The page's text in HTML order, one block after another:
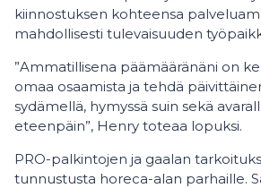
kiinnostuksen kohteensa
mahdollisesti tulevaisuuden
”Ammatillisena päämääränäni on
omaa osaamista ja tehdä
sydämellä, hymyssä suin sekä
eteenpäin”, Henry toteaa lopuksi.
PRO-palkintojen ja gaalan
tunnustusta horeca-alan parhaille.